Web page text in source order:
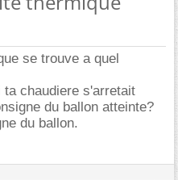
se trouve a quel
chaudiere s'arretait
du ballon atteinte?
du ballon.